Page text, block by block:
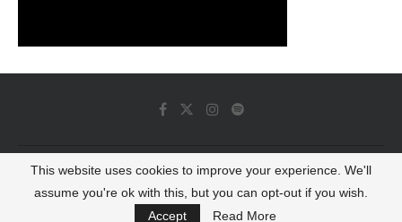
© 2022 - Luminous Dash All Rights Reserved
BACK TO TOP
This website uses cookies to improve your experience. We'll
assume you're ok with this, but you can opt-out if you wish.
Accept
Read More